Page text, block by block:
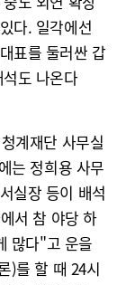
다. 일각에선
표를 둘러싼 갑
도 나온다
계재단 사무실
는 정희용 사무
실장 등이 배석
서 참 야당 하
많다"고 운을
)를 할 때 24시